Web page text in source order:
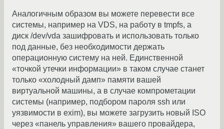
Аналогичным образом вы можете перевести все
системы, например на VDS, на работу в tmpfs, а
диск /dev/vda зашифровать и использовать только
под данные, без необходимости держать
операционную систему на ней. Единственной
«точкой утечки информации» в таком случае станет
только «холодный дамп» памяти вашей
виртуальной машины, а в случае компрометации
системы (например, подбором пароля ssh или
уязвимости в exim), вы можете загрузить новый ISO
через «панель управления» вашего провайдера,